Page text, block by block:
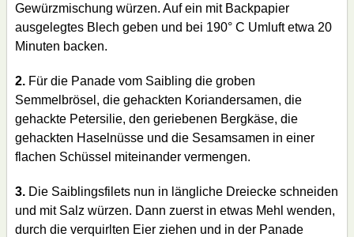
Gewürzmischung würzen. Auf ein mit Backpapier
ausgelegtes Blech geben und bei 190° C Umluft etwa 20
Minuten backen.
2. Für die Panade vom Saibling die groben
Semmelbrösel, die gehackten Koriandersamen, die
gehackte Petersilie, den geriebenen Bergkäse, die
gehackten Haselnüsse und die Sesamsamen in einer
flachen Schüssel miteinander vermengen.
3. Die Saiblingsfilets nun in längliche Dreiecke schneiden
und mit Salz würzen. Dann zuerst in etwas Mehl wenden,
durch die verquirlten Eier ziehen und in der Panade